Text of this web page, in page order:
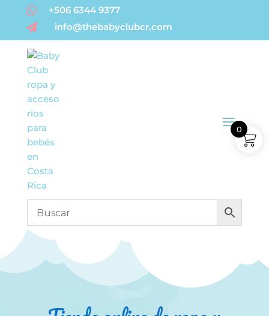
 +506 6344 9377
 info@thebabyclubcr.com
0